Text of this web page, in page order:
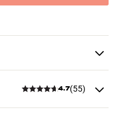
4.7(55)